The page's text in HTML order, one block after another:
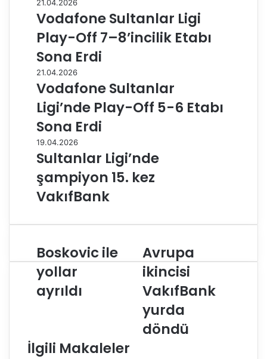
21.04.2026
Vodafone Sultanlar Ligi
Play-Off 7–8’incilik Etabı
Sona Erdi
21.04.2026
Vodafone Sultanlar
Ligi’nde Play-Off 5-6 Etabı
Sona Erdi
19.04.2026
Sultanlar Ligi’nde
şampiyon 15. kez
VakıfBank
B
o
s
k
i
Boskovic ile
yollar
ayrıldı
A
v
r
u
a
i
k
Avrupa
ikincisi
VakıfBank
yurda
döndü
İlgili Makaleler